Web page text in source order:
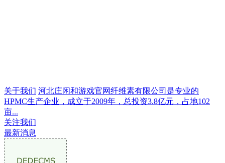
关于我们 河北庄闲和游戏官网纤维素有限公司是专业的
HPMC生产企业，成立于2009年，总投资3.8亿元，占地102
亩...
关注我们
最新消息